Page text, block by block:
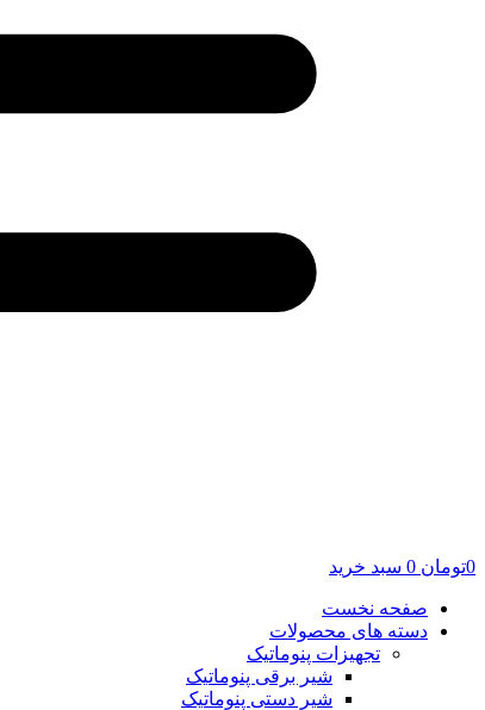
0تومان 0 سبد خرید
صفحه نخست
دسته های محصولات
تجهیزات پنوماتیک
شیر برقی پنوماتیک
شیر دستی پنوماتیک